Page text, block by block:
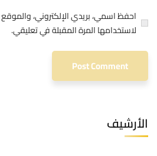
احفظ اسمي، بريدي الإلكتروني،
لاستخدامها المرة المقبلة في تعليقي.
الأرشيف